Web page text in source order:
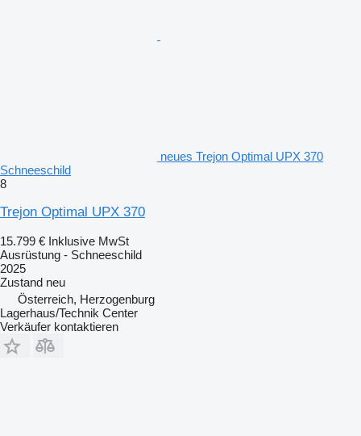
neues Trejon Optimal UPX 370
Schneeschild
8
Trejon Optimal UPX 370
15.799 € Inklusive MwSt
Ausrüstung - Schneeschild
2025
Zustand neu
Österreich, Herzogenburg
Lagerhaus/Technik Center
Verkäufer kontaktieren